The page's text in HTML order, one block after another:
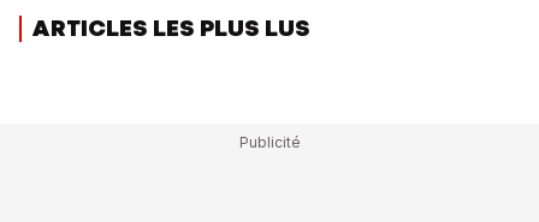
ARTICLES LES PLUS LUS